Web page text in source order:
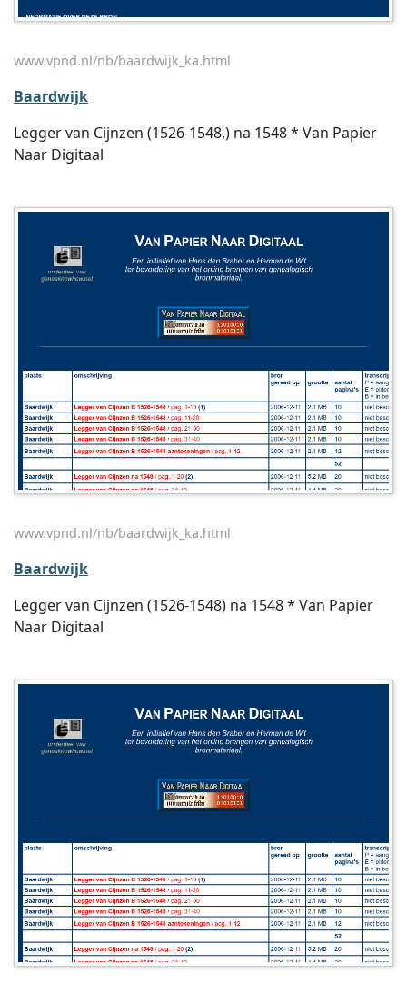
www.vpnd.nl/nb/baardwijk_ka.html
Baardwijk
Legger van Cijnzen (1526-1548,) na 1548 * Van Papier
Naar Digitaal
www.vpnd.nl/nb/baardwijk_ka.html
Baardwijk
Legger van Cijnzen (1526-1548) na 1548 * Van Papier
Naar Digitaal